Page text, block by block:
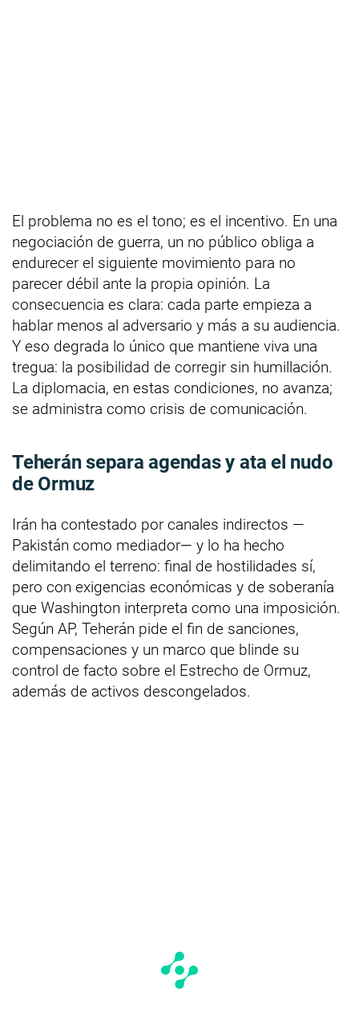
El problema no es el tono; es el incentivo. En una
negociación de guerra, un no público obliga a
endurecer el siguiente movimiento para no
parecer débil ante la propia opinión. La
consecuencia es clara: cada parte empieza a
hablar menos al adversario y más a su audiencia.
Y eso degrada lo único que mantiene viva una
tregua: la posibilidad de corregir sin humillación.
La diplomacia, en estas condiciones, no avanza;
se administra como crisis de comunicación.
Teherán separa agendas y ata el nudo
de Ormuz
Irán ha contestado por canales indirectos —
Pakistán como mediador— y lo ha hecho
delimitando el terreno: final de hostilidades sí,
pero con exigencias económicas y de soberanía
que Washington interpreta como una imposición.
Según AP, Teherán pide el fin de sanciones,
compensaciones y un marco que blinde su
control de facto sobre el Estrecho de Ormuz,
además de activos descongelados.